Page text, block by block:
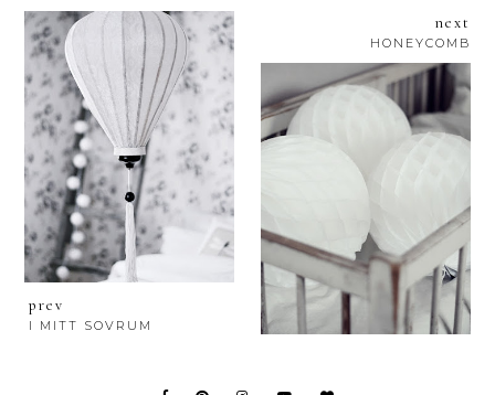
prev
I MITT SOVRUM
next
HONEYCOMB